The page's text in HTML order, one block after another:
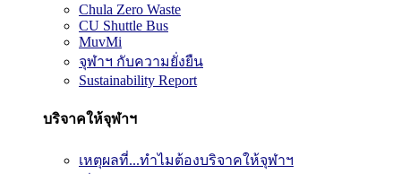
Chula Zero Waste
CU Shuttle Bus
MuvMi
จุฬาฯ กับความยั่งยืน
Sustainability Report
บริจาคให้จุฬาฯ
เหตุผลที่...ทำไมต้องบริจาคให้จุฬาฯ